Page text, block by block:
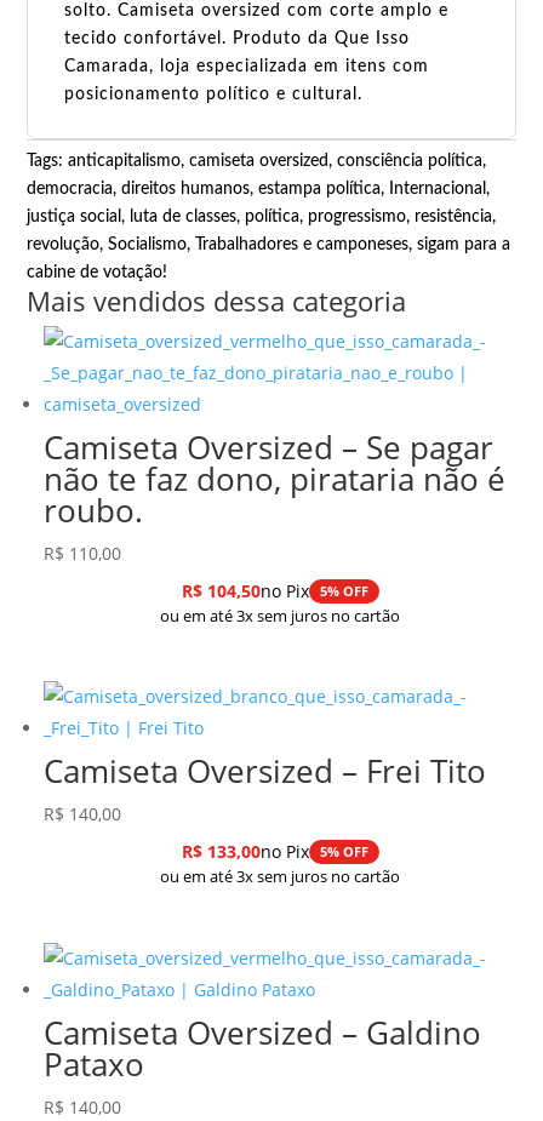
solto. Camiseta oversized com corte amplo e
tecido confortável. Produto da Que Isso
Camarada, loja especializada em itens com
posicionamento político e cultural.
Tags:anticapitalismo,camiseta oversized,consciência política,
democracia,direitos humanos,estampa política, Internacional,
justiça social, luta de classes, política, progressismo, resistência,
revolução,Socialismo,Trabalhadores e camponeses, sigam para a
cabine de votação!
Mais vendidos dessa categoria
Camiseta Oversized – Se pagar
não te faz dono, pirataria não é
roubo.
R$ 110,00
R$104,50no Pix 5% OFF
ou em até 3x sem juros no cartão
Camiseta Oversized – Frei Tito
R$ 140,00
R$133,00no Pix 5% OFF
ou em até 3x sem juros no cartão
Camiseta Oversized – Galdino
Pataxo
R$ 140,00